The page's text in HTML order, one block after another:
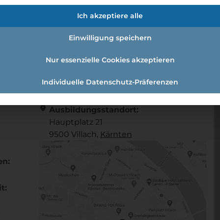
m/d)
location_on Ausbildungsstandort:
Hauptplatz 21
9500 Villach, Kärnten
Ich akzeptiere alle
Einwilligung speichern
Nur essenzielle Cookies akzeptieren
Individuelle Datenschutz-Präferenzen